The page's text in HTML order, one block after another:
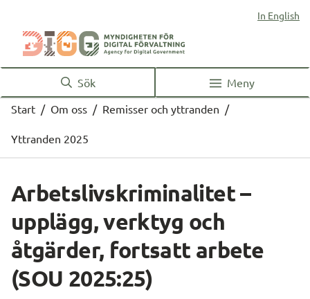
In English
Sök
Meny
Start / Om oss / Remisser och yttranden /
Yttranden 2025
Arbetslivskriminalitet –
upplägg, verktyg och
åtgärder, fortsatt arbete
(SOU 2025:25)